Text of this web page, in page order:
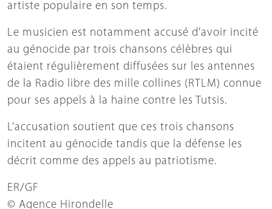
artiste populaire en son temps.
Le musicien est notamment accusé d'avoir incité
au génocide par trois chansons célèbres qui
étaient régulièrement diffusées sur les antennes
de la Radio libre des mille collines (RTLM) connue
pour ses appels à la haine contre les Tutsis.
L'accusation soutient que ces trois chansons
incitent au génocide tandis que la défense les
décrit comme des appels au patriotisme.
ER/GF
© Agence Hirondelle